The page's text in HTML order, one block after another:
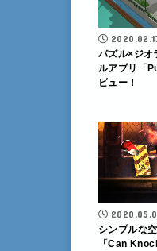
パズル×ジオ
ルアプリ「
ビュー！
シンプルな
「Can